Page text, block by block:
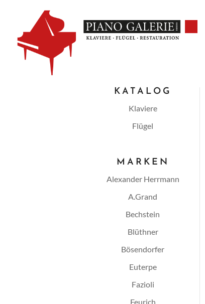
KATALOG
Klaviere
Flügel
MARKEN
Alexander Herrmann
A.Grand
Bechstein
Blüthner
Bösendorfer
Euterpe
Fazioli
Feurich